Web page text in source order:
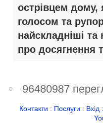
острівцем дому,
голосом та
найскладніші та
про досягнення
96480987
Контакти : Послуги : Вхід